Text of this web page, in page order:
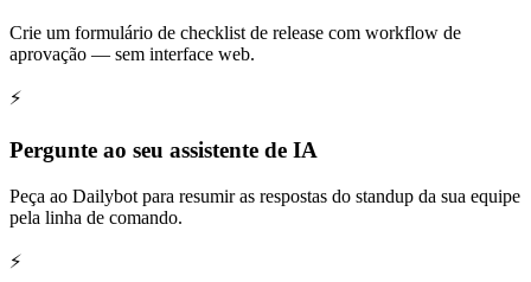
Crie um formulário de checklist de release com workflow de
aprovação — sem interface web.
⚡
Pergunte ao seu assistente de IA
Peça ao Dailybot para resumir as respostas do standup da sua equipe
pela linha de comando.
⚡